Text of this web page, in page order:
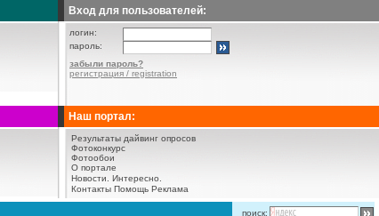
Вход для пользователей:
логин:
пароль:
забыли пароль?
регистрация / registration
Наш портал:
Результаты дайвинг опросов
Фотоконкурс
Фотообои
О портале
Новости.
Интересно.
Контакты Помощь Реклама
поиск: